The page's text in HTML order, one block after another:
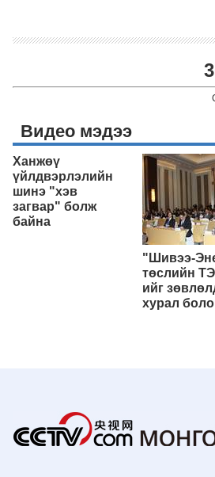
Видео мэдээ
Ханжөү
үйлдвэрлэлийн
шинэ "хэв
загвар" болж
байна
"Шивээ-
төслийн
ийг
хурал